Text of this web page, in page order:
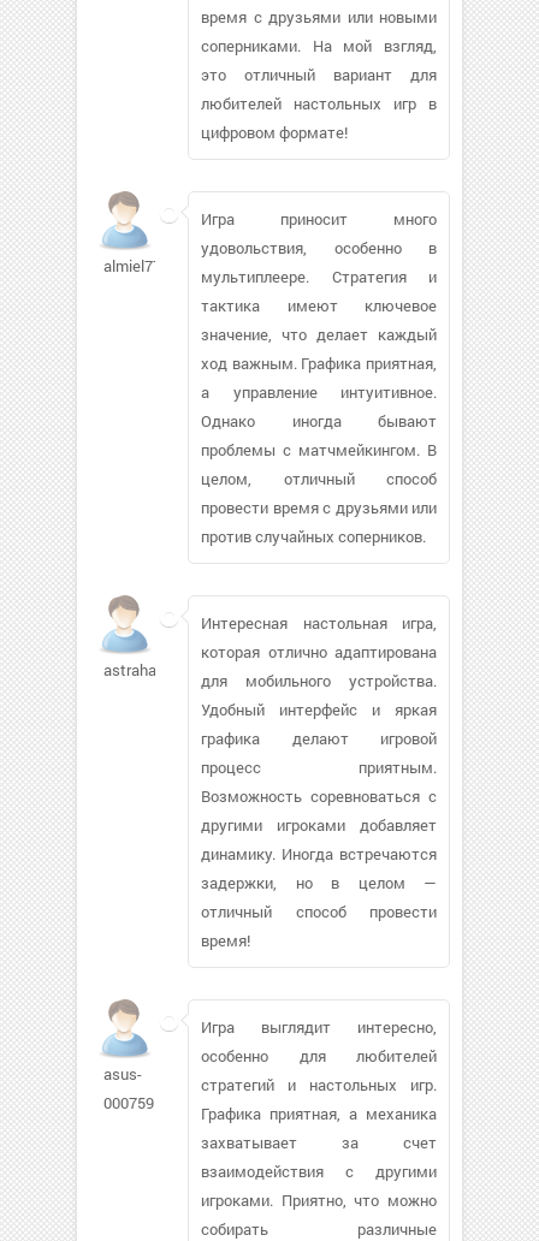
время с друзьями или новыми
соперниками. На мой взгляд,
это отличный вариант для
любителей настольных игр в
цифровом формате!
almiel776
Игра приносит много
удовольствия, особенно в
мультиплеере. Стратегия и
тактика имеют ключевое
значение, что делает каждый
ход важным. Графика приятная,
а управление интуитивное.
Однако иногда бывают
проблемы с матчмейкингом. В
целом, отличный способ
провести время с друзьями или
против случайных соперников.
astrahanec
Интересная настольная игра,
которая отлично адаптирована
для мобильного устройства.
Удобный интерфейс и яркая
графика делают игровой
процесс приятным.
Возможность соревноваться с
другими игроками добавляет
динамику. Иногда встречаются
задержки, но в целом —
отличный способ провести
время!
asus-
0007591
Игра выглядит интересно,
особенно для любителей
стратегий и настольных игр.
Графика приятная, а механика
захватывает за счет
взаимодействия с другими
игроками. Приятно, что можно
собирать различные